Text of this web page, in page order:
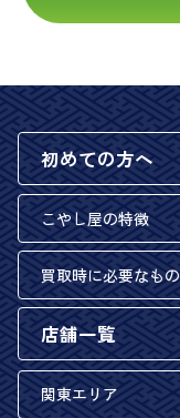
初めての方へ
こやし屋の特徴
買取時に必要なもの
店舗一覧
関東エリア